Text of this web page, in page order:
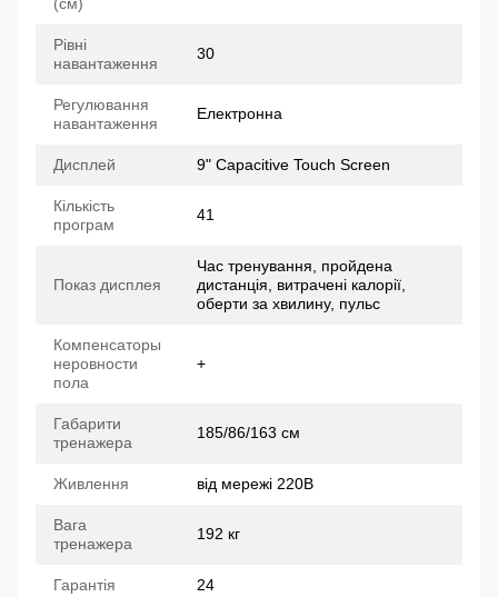
Рівні
навантаження
30
Регулювання
навантаження
Електронна
Дисплей 9" Capacitive Touch Screen
Кількість
програм
41
Показ дисплея
Час тренування, пройдена
дистанція, витрачені калорії,
оберти за хвилину, пульс
Компенсаторы
неровности
пола
+
Габарити
тренажера
185/86/163 см
Живлення від мережі 220В
Вага
тренажера
192 кг
Гарантія 24